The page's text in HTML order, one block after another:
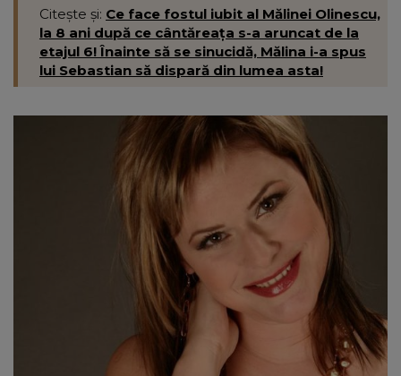
Citește și: Ce face fostul iubit al Mălinei Olinescu,
la 8 ani după ce cântăreaţa s-a aruncat de la
etajul 6! Înainte să se sinucidă, Mălina i-a spus
lui Sebastian să dispară din lumea asta!